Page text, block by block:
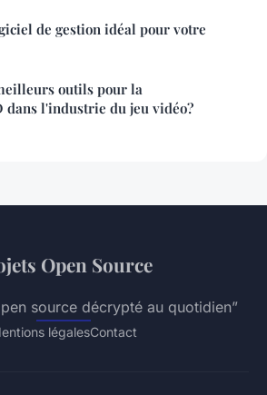
de gestion idéal pour votre
outils pour la
dans l'industrie du jeu vidéo?
Open Source
source décrypté au quotidien”
légalesContact